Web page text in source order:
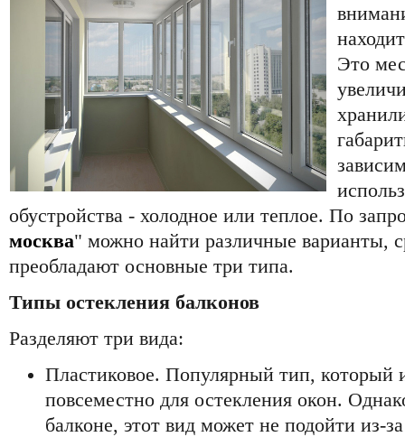
Это
обустройства - холодное или теплое. По
москва" можно найти различные варианты,
преобладают основные три типа.
Типы остекления балконов
Разделяют три вида:
Пластиковое. Популярный тип, который
повсеместно для остекления окон.
балконе, этот вид может не подойти из-